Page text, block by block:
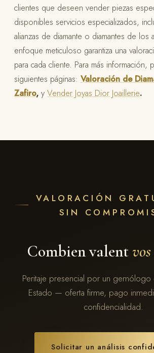
clientes que deseen vender piezas
disponibles servicios especializados,
alianzas de diamante o diamantes de los
enfoque meticuloso garantiza una
para cada cliente. Para más información,
siguientes páginas: Valoración de
Zafiro, y Vender Joyas Dior Joaillerie.
VALORACIÓN
SIN
Combien valent
Peritaje presencial por un
Estado — oferta firme, pago
confidencialidad.
Solicitar un análisis